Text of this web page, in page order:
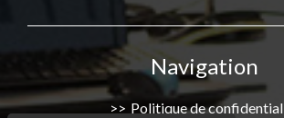
Navigation
Politique de